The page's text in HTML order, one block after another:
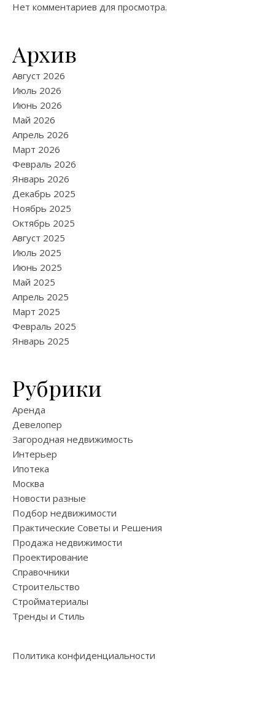
Нет комментариев для просмотра.
Архив
Август 2026
Июль 2026
Июнь 2026
Май 2026
Апрель 2026
Март 2026
Февраль 2026
Январь 2026
Декабрь 2025
Ноябрь 2025
Октябрь 2025
Август 2025
Июль 2025
Июнь 2025
Май 2025
Апрель 2025
Март 2025
Февраль 2025
Январь 2025
Рубрики
Аренда
Девелопер
Загородная недвижимость
Интерьер
Ипотека
Москва
Новости разные
Подбор недвижимости
Практические Советы и Решения
Продажа недвижимости
Проектирование
Справочники
Строительство
Стройматериалы
Тренды и Стиль
Политика конфиденциальности